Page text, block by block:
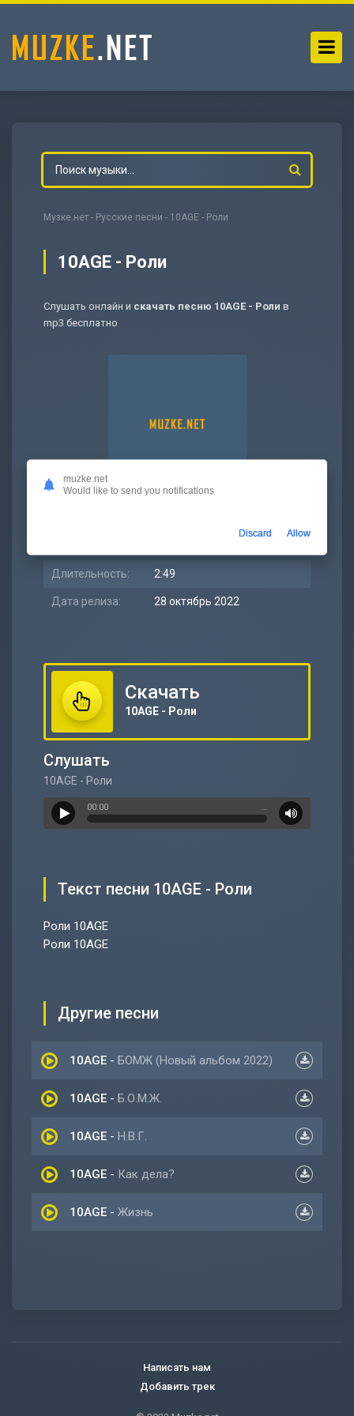
Музке.нет - Русские песни - 10AGE - Роли
10AGE - Роли
Слушать онлайн и скачать песню 10AGE - Роли в
mp3 бесплатно
Длительность: 2:49
Дата релиза: 28 октябрь 2022
Скачать
10AGE - Роли
Слушать
10AGE - Роли
00:00 …
Текст песни 10AGE - Роли
Роли 10AGE
Роли 10AGE
Другие песни
10AGE - БОМЖ (Новый альбом 2022)
10AGE - Б.О.М.Ж.
10AGE - Н.В.Г.
10AGE - Как дела?
10AGE - Жизнь
Написать нам
Добавить трек
muzke.net
Would like to send you notifications
Discard Allow